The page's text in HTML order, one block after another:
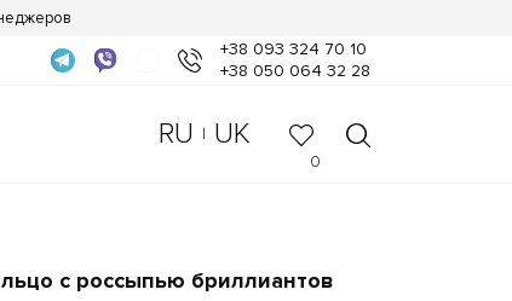
+38 093 324 70 10
+38 050 064 32 28
RU | UK
0
с россыпью бриллиантов